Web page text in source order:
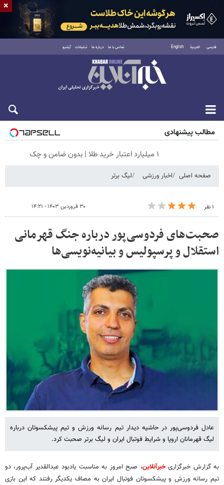
فارسی العربية English تماس با ما درباره ما تبلیغات آرشیو
جمعه ۱۶ مرداد ۱۴۰۵
مطالب پیشنهادی
۱ میلیارد اعتبار خرید طلا | بدون ضامن و چک
صفحه اصلی اخبار ورزشی لیگ برتر
۱ نفر ۳۰ فروردین ۱۴۰۳ - ۱۴:۲۱
صحبت‌های فردوسی‌پور درباره جنگ قهرمانی
استقلال و پرسپولیس و بیانیه‌نویسی‌ها
عادل فردوسی‌پور در حاشیه دیدار تیم رسانه ورزش و تیم پیشکسوتان درباره
لیگ قهرمانان اروپا و شرایط فوتبال ایران و لیگ برتر صحبت کرد.
به گزارش خبرگزاریخبرآنلاین، صبح امروز به مناسبت یادبود عبدالقدیر آب‌پرور، دو
تیم رسانه ورزش و پیشکسوتان فوتبال ایران به مصاف یکدیگر رفتند که این بازی
×